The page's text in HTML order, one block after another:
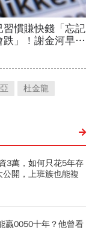
杜金龍
3萬，如何只花5年存
開，上班族也能複
贏0050十年？他曾看